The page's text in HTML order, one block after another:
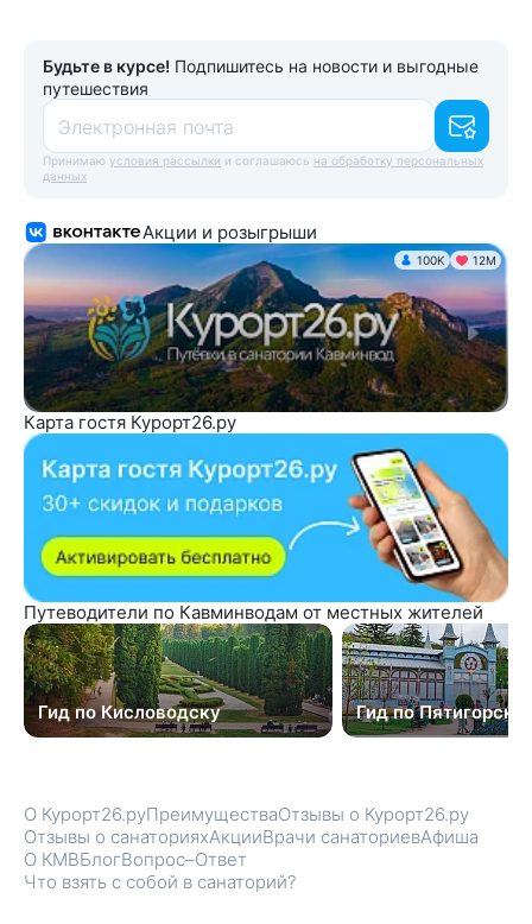
Будьте в курсе! Подпишитесь на новости и выгодные
путешествия
Электронная почта
Принимаю условия рассылки и соглашаюсь на обработку персональных
данных
Акции и розыгрыши
100K 12М
Карта гостя Курорт26.ру
Путеводители по Кавминводам от местных жителей
Гид по Кисловодску Гид по Пятигорску
О Курорт26.руПреимуществаОтзывы о Курорт26.ру
Отзывы о санаторияхАкцииВрачи санаториевАфиша
О КМВБлогВопрос–Ответ
Что взять с собой в санаторий?